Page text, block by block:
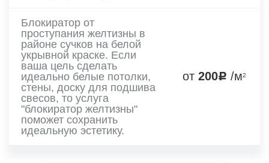
Блокиратор от
проступания желтизны в
районе сучков на белой
укрывной краске. Если
ваша цель сделать
идеально белые потолки,
стены, доску для подшива
свесов, то услуга
"блокиратор желтизны"
поможет сохранить
идеальную эстетику.
от 200 /м2